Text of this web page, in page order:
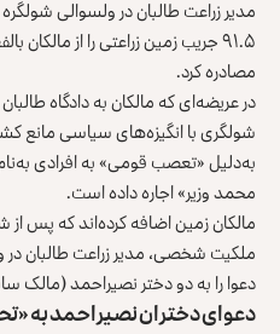
مدیر زراعت طالبان در ولسوالی
۹۱.۵ جریب زمین زراعتی را از
مصادره کرد.
در عریضه‌ای که مالکان به دادگاه
شولگری با انگیزه‌های سیاسی مانع
به‌دلیل «تعصب قومی» به افرادی
محمد وزیر» اجاره داده است.
مالکان زمین اضافه کرده‌اند که پس از
ملکیت شخصی، مدیر زراعت طالبان
دعوا را به دو دختر نصیراحمد (مالک
دعوای دختران نصیراحمد به